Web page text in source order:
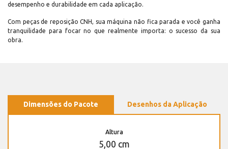
desempenho e durabilidade em cada aplicação.
Com peças de reposição CNH, sua máquina não fica parada e você ganha
tranquilidade para focar no que realmente importa: o sucesso da sua
obra.
Dimensões do Pacote Desenhos da Aplicação
Altura
5,00 cm